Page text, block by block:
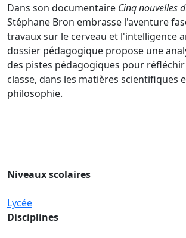
Dans son documentaire Cinq nouvelles
Stéphane Bron embrasse l'aventure
travaux sur le cerveau et l'intelligence
dossier pédagogique propose une
des pistes pédagogiques pour
classe, dans les matières scientifiques
philosophie.
Niveaux scolaires
Lycée
Disciplines